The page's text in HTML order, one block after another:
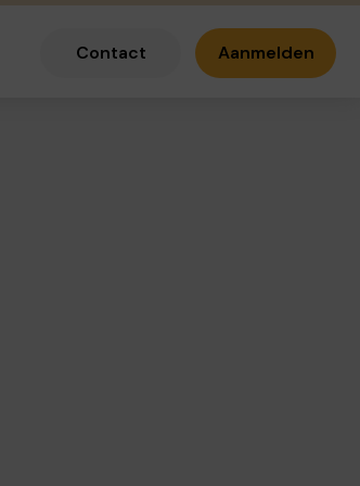
Contact Aanmelden